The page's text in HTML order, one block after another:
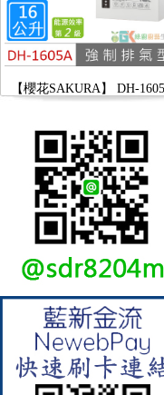
【櫻花SAKURA】 DH-
16公升/分 數位恆溫 LCD溫度
定 分段火排
【林內Rinnai】 RB-
彩焱系列 檯面式彩焱不銹鋼
口爐